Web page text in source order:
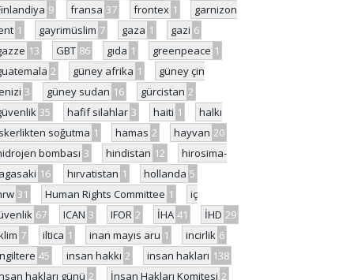
9 fransa 37 frontex 1
garnizon
1 gayrimüslim 7 gaza 1 gazi 6
13 GBT 86 gıda 1 greenpeace 1
2 güney afrika 1
güney çin
3 güney sudan 16 gürcistan 2
35 hafif silahlar 3 haiti 1
halkı
soğutma 1 hamas 2 hayvan 20
bombası 3 hindistan 12
hirosima-
16 hırvatistan 1 hollanda 5
31 Human Rights Committee 1
iç
67 ICAN 3 IFOR 2 İHA 41 İHD 29
7 iltica 1 inan mayıs aru 1 incirlik 6
45 insan hakkı 2 insan hakları 138
hakları günü 2 İnsan Hakları Komitesi 2